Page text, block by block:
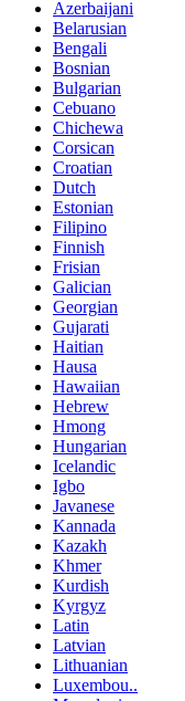
Azerbaijani
Belarusian
Bengali
Bosnian
Bulgarian
Cebuano
Chichewa
Corsican
Croatian
Dutch
Estonian
Filipino
Finnish
Frisian
Galician
Georgian
Gujarati
Haitian
Hausa
Hawaiian
Hebrew
Hmong
Hungarian
Icelandic
Igbo
Javanese
Kannada
Kazakh
Khmer
Kurdish
Kyrgyz
Latin
Latvian
Lithuanian
Luxembou..